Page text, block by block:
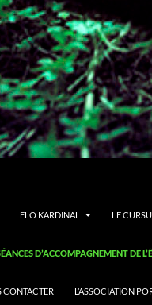
FLO KARDINAL LE
D’ACCOMPAGNEMENT DE
CONTACTER L’ASSOCIATION